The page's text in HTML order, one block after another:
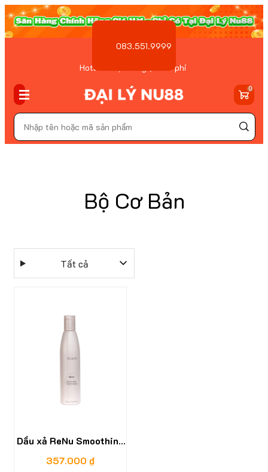
Hotline Đặt hàng ( Miễn phí
083.551.9999
0
Dầu xả ReNu Smoothing
Conditioner
357.000 ₫
Tất cả
Bộ Cơ Bản